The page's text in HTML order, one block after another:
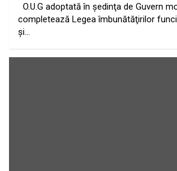
O.U.G adoptată în şedinţa de Guvern
completează Legea îmbunătăţirilor
şi…